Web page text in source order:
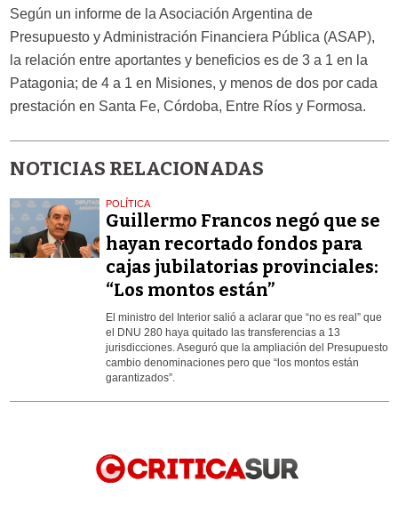
Según un informe de la Asociación Argentina de
Presupuesto y Administración Financiera Pública (ASAP),
la relación entre aportantes y beneficios es de 3 a 1 en la
Patagonia; de 4 a 1 en Misiones, y menos de dos por cada
prestación en Santa Fe, Córdoba, Entre Ríos y Formosa.
NOTICIAS RELACIONADAS
POLÍTICA
Guillermo Francos negó que se
hayan recortado fondos para
cajas jubilatorias provinciales:
“Los montos están”
El ministro del Interior salió a aclarar que “no es real” que
el DNU 280 haya quitado las transferencias a 13
jurisdicciones. Aseguró que la ampliación del Presupuesto
cambio denominaciones pero que “los montos están
garantizados”.